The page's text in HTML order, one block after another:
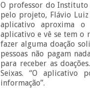
O professor do Instituto
pelo projeto, Flávio
aplicativo aproxima
aplicativo e vê se tem o
fazer alguma doação
pessoas não pagam
para receber as
Seixas. “O aplicativo
informação”.